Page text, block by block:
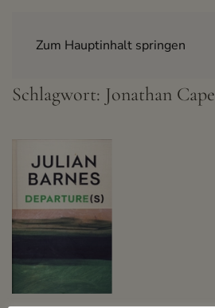
Zum Hauptinhalt springen
Schlagwort: Jonathan Cape